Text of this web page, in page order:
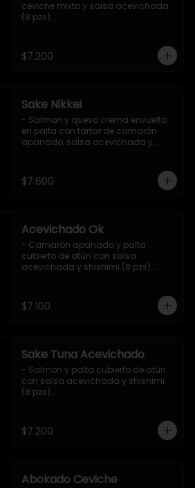
ceviche mixto y salsa acevichada
(8 pzs).
$7.200
Sake Nikkei
- Salmon y queso crema envuelto
en palta con tartar de camarón
apanado, salsa acevichada y
$7.600
Acevichado Ok
- Camarón apanado y palta
cubierto de atún con salsa
acevichada y shishimi (8 pzs).
$7.100
Sake Tuna Acevichado
- Salmon y palta cubierto de atún
con salsa acevichada y shishimi
(8 pzs).
$7.200
Abokado Ceviche